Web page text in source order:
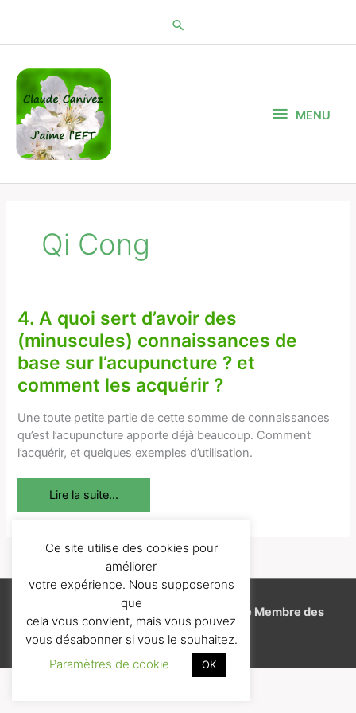
contenu
MENU
Qi Cong
4. A quoi sert d’avoir des
(minuscules) connaissances de
base sur l’acupuncture ? et
comment les acquérir ?
Une toute petite partie de cette somme de connaissances
qu’est l’acupuncture apporte déjà beaucoup. Comment
l’acquérir, et quelques exemples d’utilisation.
4.
quoi
sert
d’avoir
(minuscules)
connaissances
de
sur
et
acquérir
Lire la suite...
Copyright © 2026J'aime l'EFT
Espace Membre des
Formations
Ce site utilise des cookies pour
améliorer
votre expérience. Nous supposerons
que
cela vous convient, mais vous pouvez
vous désabonner si vous le souhaitez.
Paramètres de cookie
OK